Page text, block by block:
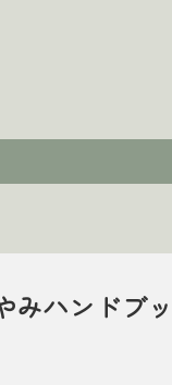
みハンドブ